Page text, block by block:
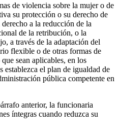
de violencia sobre la mujer o de
su protección o su derecho de
a la reducción de la
de la retribución, o la
a través de la adaptación del
flexible o de otras formas de
sean aplicables, en los
establezca el plan de igualdad de
pública competente en
anterior, la funcionaria
íntegras cuando reduzca su